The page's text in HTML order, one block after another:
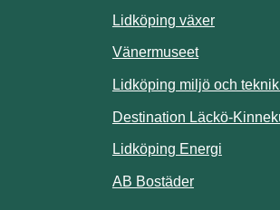
till annan webbplats.
annan webbplats.
Lidköping växer
Vänermuseet
Lidköping miljö och
Destination Läckö-
Lidköping EnergiLänk till
AB BostäderLänk till